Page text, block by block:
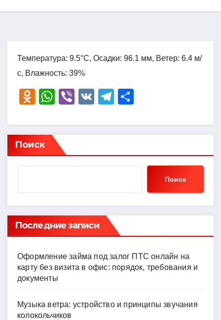
Температура: 9.5°C, Осадки: 96.1 мм, Ветер: 6.4 м/
с, Влажность: 39%
O
n
o
kl
ni
ki
W
at
s
A
Vi
er
V
T
e
a
р
в
ть
Поиск
Поиск
Последние записи
Оформление займа под залог ПТС онлайн на
карту без визита в офис: порядок, требования и
документы
Музыка ветра: устройство и принципы звучания
колокольчиков